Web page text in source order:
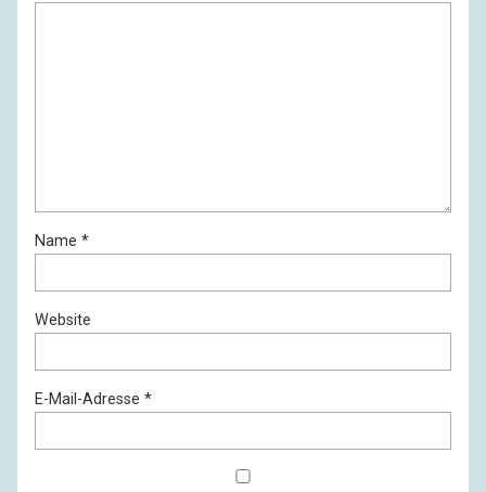
Name *
Website
E-Mail-Adresse *